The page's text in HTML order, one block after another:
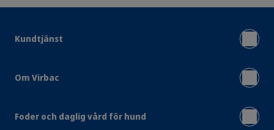
Kundtjänst
Om Virbac
Foder och daglig vård för hund